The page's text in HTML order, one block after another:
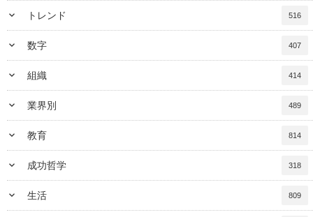
keyboard_arrow_down トレンド 516
keyboard_arrow_down 数字 407
keyboard_arrow_down 組織 414
keyboard_arrow_down 業界別 489
keyboard_arrow_down 教育 814
keyboard_arrow_down 成功哲学 318
keyboard_arrow_down 生活 809